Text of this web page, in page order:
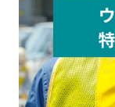
顧客分析
人
Safie One
見守りカメラ
現場カメラ
特集